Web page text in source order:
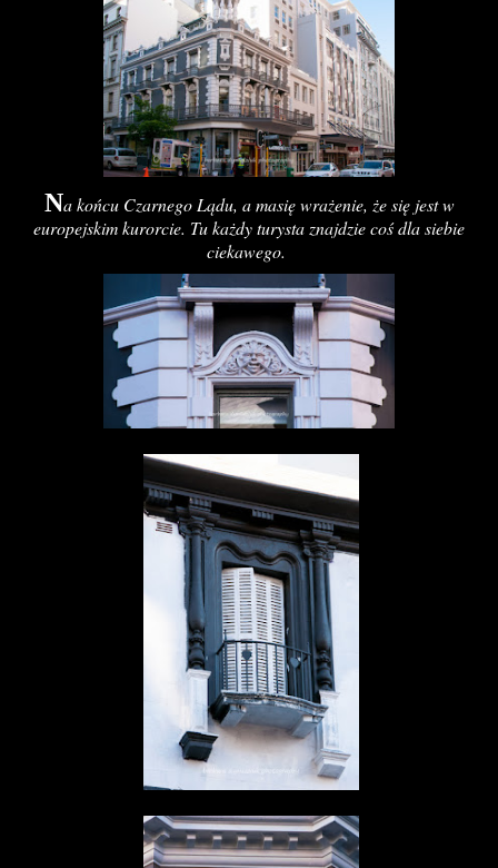
Na końcu Czarnego Lądu, a masię wrażenie, że się jest w
europejskim kurorcie. Tu każdy turysta znajdzie coś dla siebie
ciekawego.